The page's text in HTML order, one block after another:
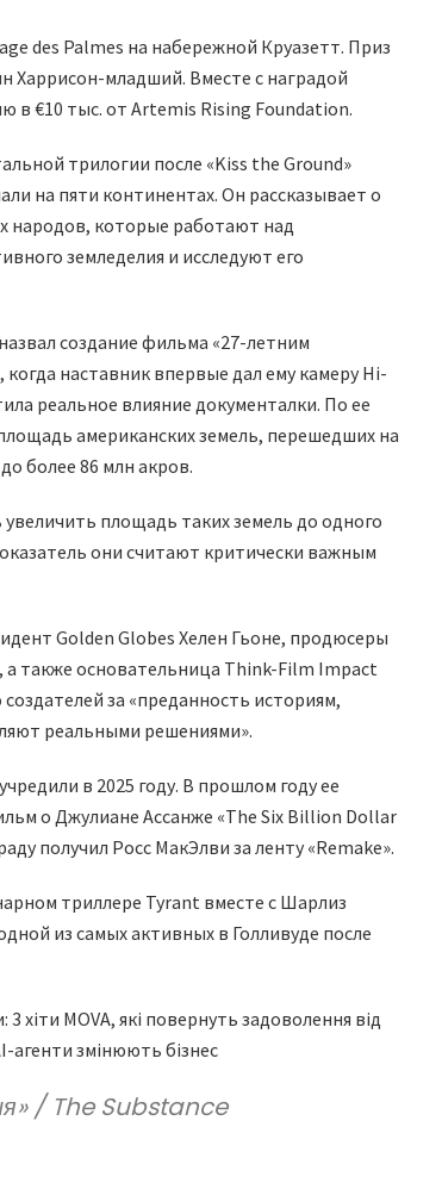
des Palmes на набережной Круазетт. Приз
Харрисон-младший. Вместе с наградой
в €10 тыс. от Artemis Rising Foundation.
трилогии после «Kiss the Ground»
на пяти континентах. Он рассказывает о
народов, которые работают над
земледелия и исследуют его
создание фильма «27-летним
наставник впервые дал ему камеру Hi-
реальное влияние документалки. По ее
американских земель, перешедших на
более 86 млн акров.
площадь таких земель до одного
они считают критически важным
Golden Globes Хелен Гьоне, продюсеры
также основательница Think-Film Impact
за «преданность историям,
реальными решениями».
в 2025 году. В прошлом году ее
о Джулиане Ассанже «The Six Billion Dollar
получил Росс МакЭлви за ленту «Remake».
триллере Tyrant вместе с Шарлиз
из самых активных в Голливуде после
3 хіти MOVA, які повернуть задоволення від
агенти змінюють бізнес
/ The Substance